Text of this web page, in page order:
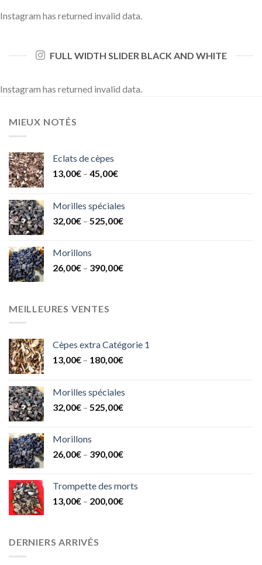
Instagram has returned invalid data.
FULL WIDTH SLIDER BLACK AND WHITE
Instagram has returned invalid data.
MIEUX NOTÉS
Eclats de cèpes
13,00€ – 45,00€
Morilles spéciales
32,00€ – 525,00€
Morillons
26,00€ – 390,00€
MEILLEURES VENTES
Cèpes extra Catégorie 1
13,00€ – 180,00€
Morilles spéciales
32,00€ – 525,00€
Morillons
26,00€ – 390,00€
Trompette des morts
13,00€ – 200,00€
DERNIERS ARRIVÉS